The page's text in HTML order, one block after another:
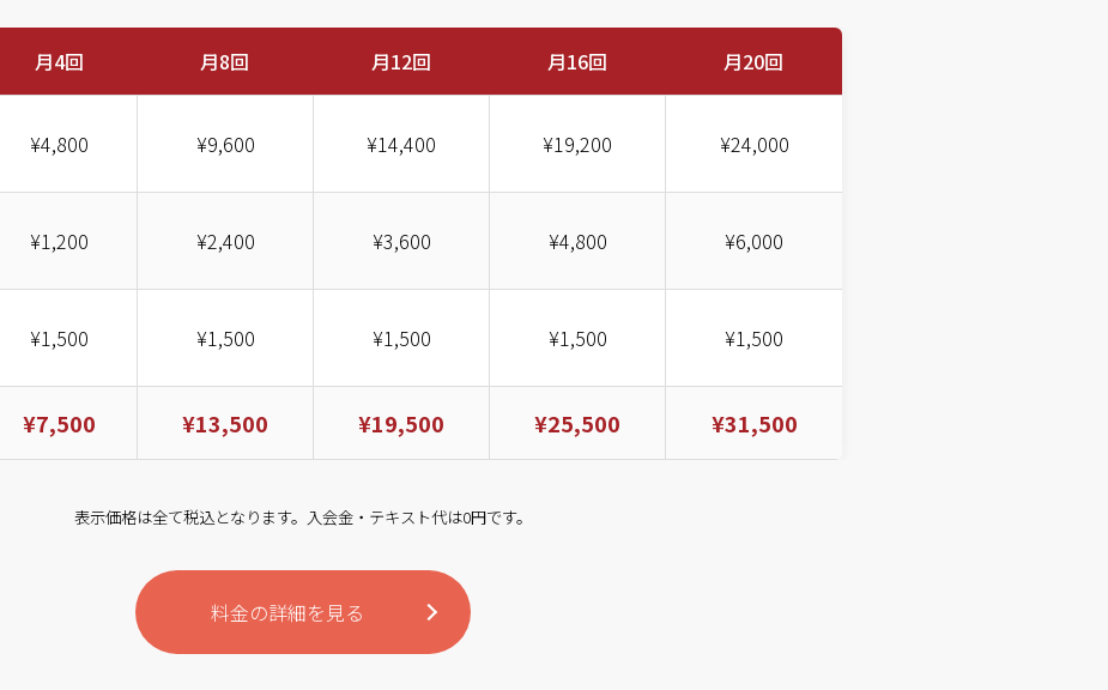
月4回 月8回 月12回 月16回 月20回
¥4,800 ¥9,600 ¥14,400 ¥19,200 ¥24,000
¥1,200 ¥2,400 ¥3,600 ¥4,800 ¥6,000
¥1,500 ¥1,500 ¥1,500 ¥1,500 ¥1,500
¥7,500 ¥13,500 ¥19,500 ¥25,500 ¥31,500
表示価格は全て税込となります。入会金・テキスト代は0円です。
料金の詳細を見る